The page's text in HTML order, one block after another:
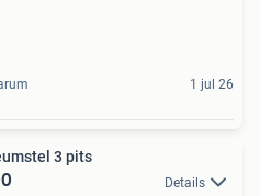
1 jul 26
3 pits
Details